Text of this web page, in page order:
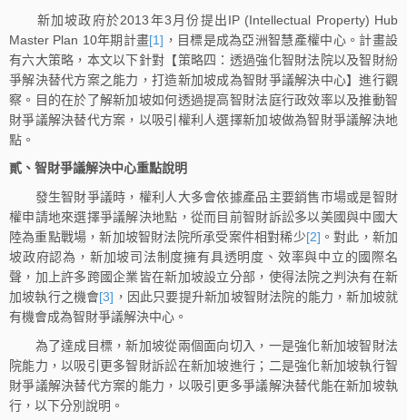
新加坡政府於2013年3月份提出IP (Intellectual Property) Hub
Master Plan 10年期計畫[1] ，目標是成為亞洲智慧產權中心。計畫設
有六大策略，本文以下針對【策略四：透過強化智財法院以及智財紛
爭解決替代方案之能力，打造新加坡成為智財爭議解決中心】進行觀
察。目的在於了解新加坡如何透過提高智財法庭行政效率以及推動智
財爭議解決替代方案，以吸引權利人選擇新加坡做為智財爭議解決地
點。
貳、智財爭議解決中心重點說明
發生智財爭議時，權利人大多會依據產品主要銷售市場或是智財
權申請地來選擇爭議解決地點，從而目前智財訴訟多以美國與中國大
陸為重點戰場，新加坡智財法院所承受案件相對稀少[2] 。對此，新加
坡政府認為，新加坡司法制度擁有具透明度、效率與中立的國際名
聲，加上許多跨國企業皆在新加坡設立分部，使得法院之判決有在新
加坡執行之機會[3] ，因此只要提升新加坡智財法院的能力，新加坡就
有機會成為智財爭議解決中心。
為了達成目標，新加坡從兩個面向切入，一是強化新加坡智財法
院能力，以吸引更多智財訴訟在新加坡進行；二是強化新加坡執行智
財爭議解決替代方案的能力，以吸引更多爭議解決替代能在新加坡執
行，以下分別說明。